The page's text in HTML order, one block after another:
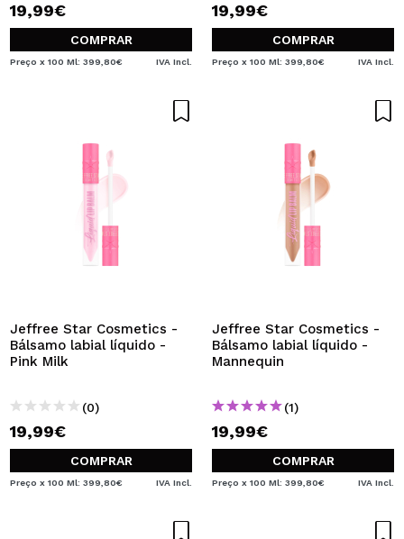
19,99€
COMPRAR
Preço x 100 Ml: 399,80€ IVA Incl.
19,99€
COMPRAR
Preço x 100 Ml: 399,80€ IVA Incl.
Jeffree Star Cosmetics -
Bálsamo labial líquido -
Pink Milk
(0)
19,99€
COMPRAR
Preço x 100 Ml: 399,80€ IVA Incl.
Jeffree Star Cosmetics -
Bálsamo labial líquido -
Mannequin
(1)
19,99€
COMPRAR
Preço x 100 Ml: 399,80€ IVA Incl.